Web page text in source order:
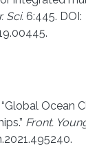
Sci. 6:445. DOI:
“Global Ocean
Front.